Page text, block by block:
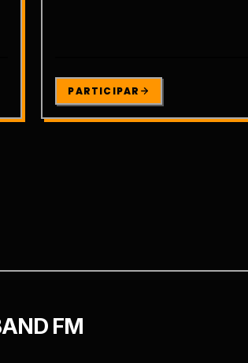
PARTICIPAR
FM